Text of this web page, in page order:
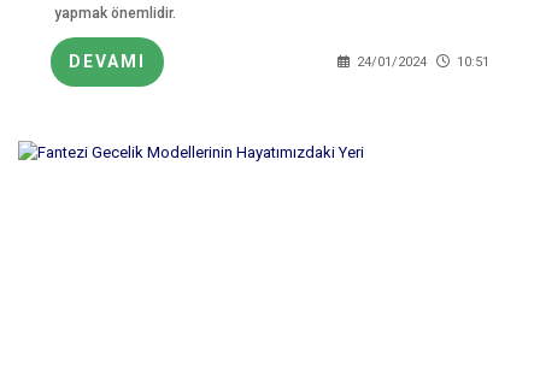
yapmak önemlidir.
DEVAMI 24/01/2024 10:51